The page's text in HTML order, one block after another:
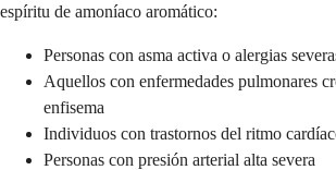
espíritu de amoníaco aromático:
Personas con asma activa o alergias
Aquellos con enfermedades pulmonares
enfisema
Individuos con trastornos del ritmo
Personas con presión arterial alta severa